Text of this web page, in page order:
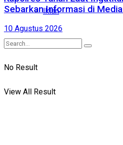
Iklan
No Result
View All Result
Sebarkan Informasi di Media
10 Agustus 2026